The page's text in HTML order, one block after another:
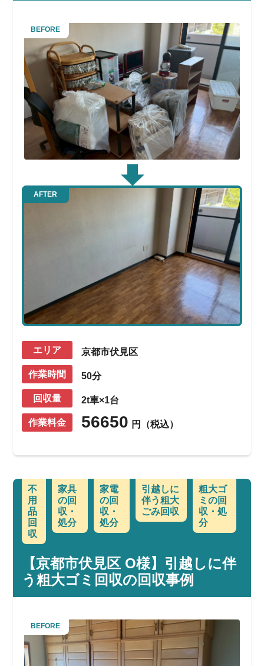
BEFORE
AFTER
エリア 京都市伏見区
作業時間 50分
回収量 2t車×1台
作業料金 56650 円（税込）
不
用
品
回
収
家具
の回
収・
処分
家電
の回
収・
処分
引越しに
伴う粗大
ごみ回収
粗大ゴ
ミの回
収・処
分
【京都市伏見区 O様】引越しに伴
う粗大ゴミ回収の回収事例
BEFORE